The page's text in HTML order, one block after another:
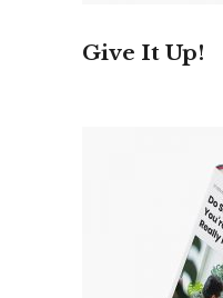
Give It Up!
IN DEN